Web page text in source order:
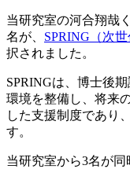
当研究室の河合翔哉
名が、 SPRING（次
択されました。
SPRINGは、博士後
環境を整備し、将来
した支援制度であり
す。
当研究室から3名が同